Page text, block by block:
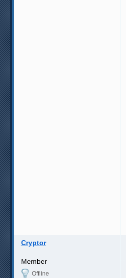
Cryptor
Member
Offline